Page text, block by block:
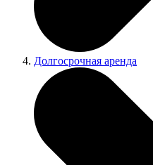
Долгосрочная аренда